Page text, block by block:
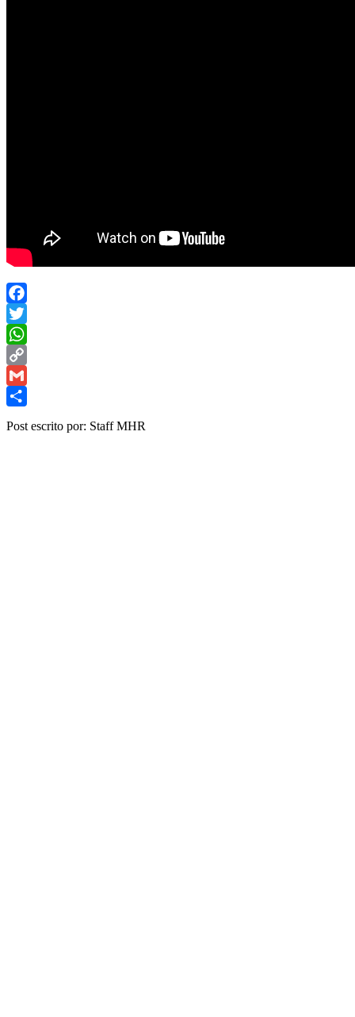
Facebook
Twitter
WhatsApp
Copy
Link
Gmail
Post escrito por: Staff MHR